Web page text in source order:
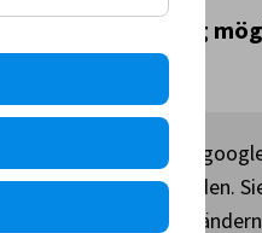
Vereinbarung
des Drittanbieters
daher nicht geladen.
Cookie-Einstellungen